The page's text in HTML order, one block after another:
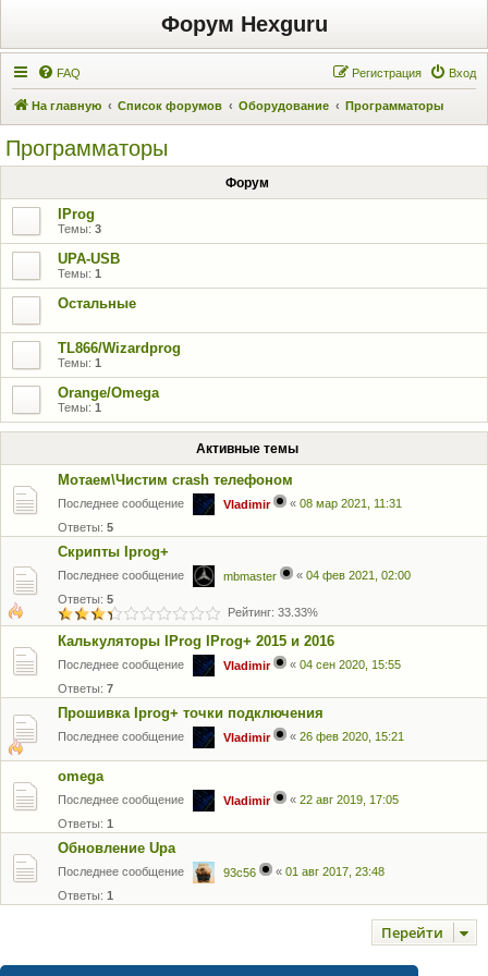
Форум Hexguru
FAQ Вход
Регистрация
На главную Список форумов Оборудование Программаторы
Программаторы
Форум
IProg
Темы: 3
UPA-USB
Темы: 1
Остальные
TL866/Wizardprog
Темы: 1
Orange/Omega
Темы: 1
Активные темы
Мотаем\Чистим crash телефоном
Последнее сообщение Vladimir « 08 мар 2021, 11:31
Ответы: 5
Скрипты Iprog+
Последнее сообщение mbmaster « 04 фев 2021, 02:00
Ответы: 5
Рейтинг: 33.33%
Калькуляторы IProg IProg+ 2015 и 2016
Последнее сообщение Vladimir « 04 сен 2020, 15:55
Ответы: 7
Прошивка Iprog+ точки подключения
Последнее сообщение Vladimir « 26 фев 2020, 15:21
omega
Последнее сообщение Vladimir « 22 авг 2019, 17:05
Ответы: 1
Обновление Upa
Последнее сообщение 93c56 « 01 авг 2017, 23:48
Ответы: 1
Перейти